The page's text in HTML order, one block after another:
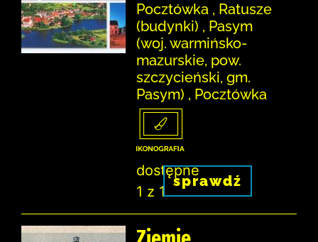
Pocztówka , Ratusze
(budynki) , Pasym
(woj. warmińsko-
mazurskie, pow.
szczycieński, gm.
Pasym) , Pocztówka
dostępne
1 z 1
sprawdź